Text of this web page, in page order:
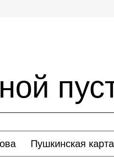
Пушкинская карта